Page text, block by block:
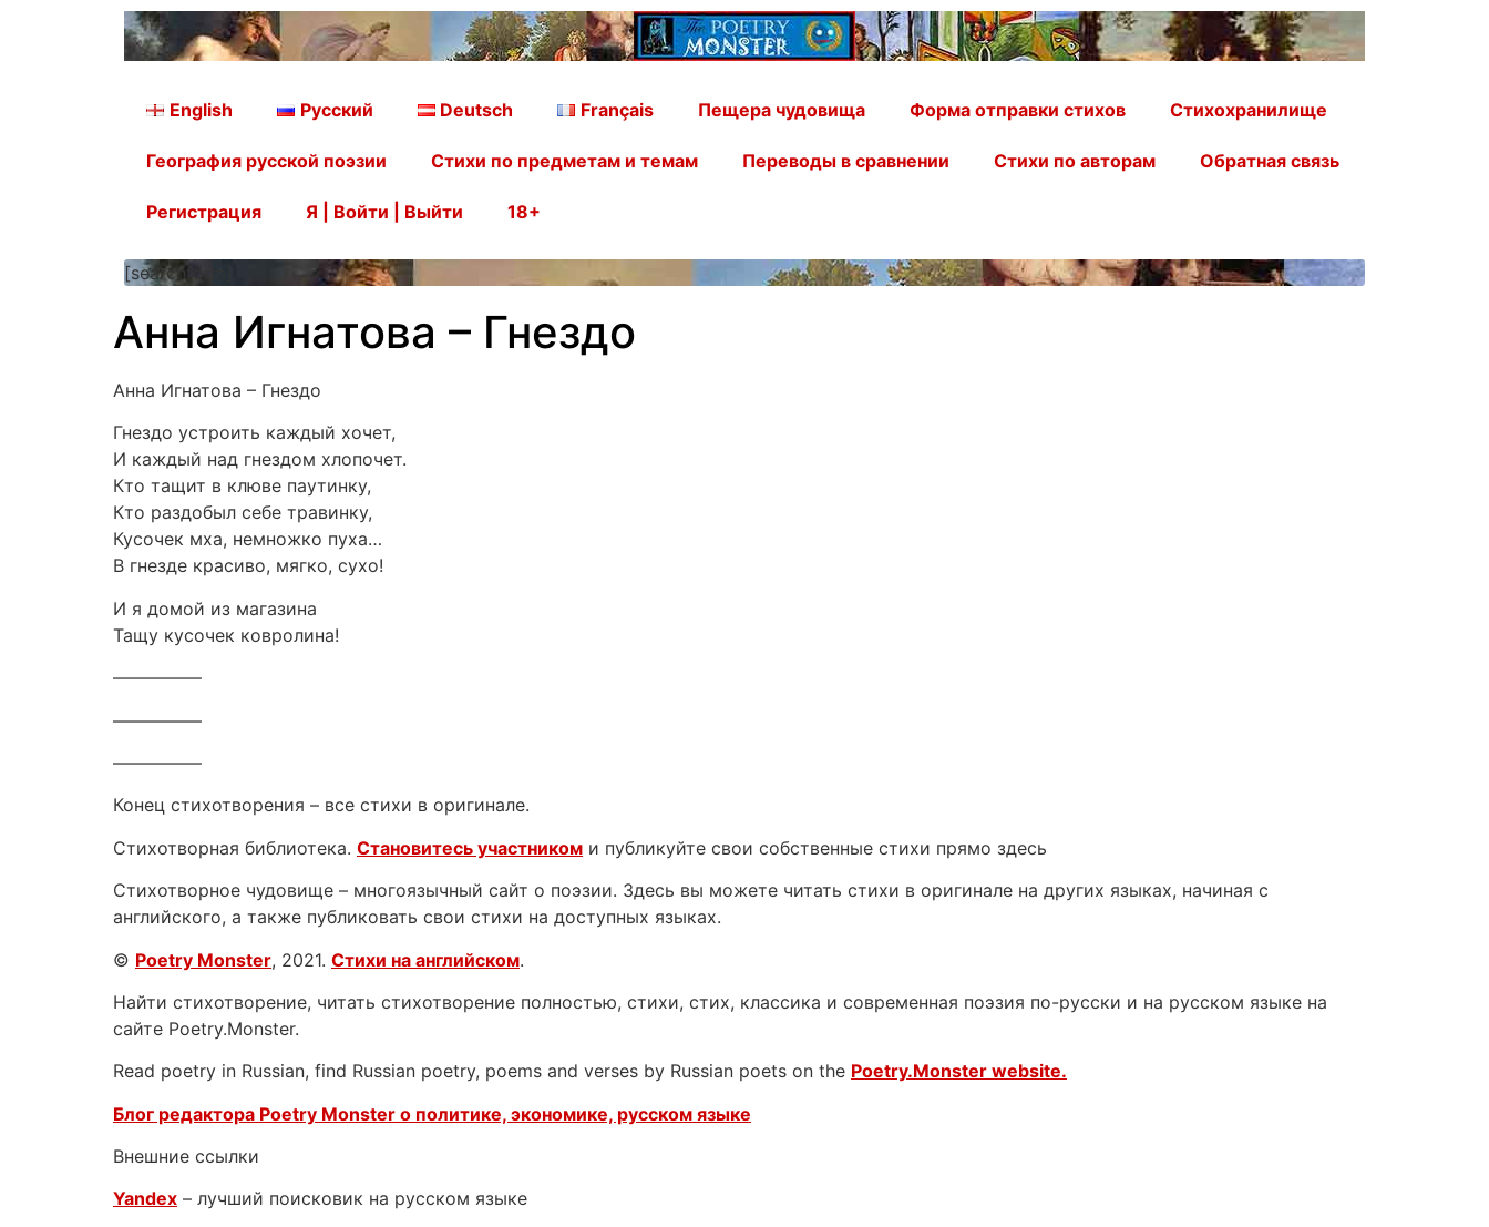
English Русский Deutsch Français Пещера чудовища Форма отправки стихов Стихохранилище
География русской поэзии Стихи по предметам и темам Переводы в сравнении Стихи по авторам Обратная связь
Регистрация Я | Войти | Выйти 18+
[searchform]
Анна Игнатова – Гнездо
Анна Игнатова – Гнездо
Гнездо устроить каждый хочет,
И каждый над гнездом хлопочет.
Кто тащит в клюве паутинку,
Кто раздобыл себе травинку,
Кусочек мха, немножко пуха…
В гнезде красиво, мягко, сухо!
И я домой из магазина
Тащу кусочек ковролина!
—————
—————
—————
Конец стихотворения – все стихи в оригинале.
Стихотворная библиотека. Становитесь участником и публикуйте свои собственные стихи прямо здесь
Стихотворное чудовище – многоязычный сайт о поэзии. Здесь вы можете читать стихи в оригинале на других языках, начиная с
английского, а также публиковать свои стихи на доступных языках.
© Poetry Monster, 2021. Стихи на английском.
Найти стихотворение, читать стихотворение полностью, стихи, стих, классика и современная поэзия по-русски и на русском языке на
сайте Poetry.Monster.
Read poetry in Russian, find Russian poetry, poems and verses by Russian poets on the Poetry.Monster website.
Блог редактора Poetry Monster о политике, экономике, русском языке
Внешние ссылки
Yandex – лучший поисковик на русском языке